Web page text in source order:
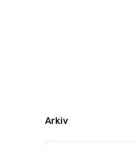
Arkiv